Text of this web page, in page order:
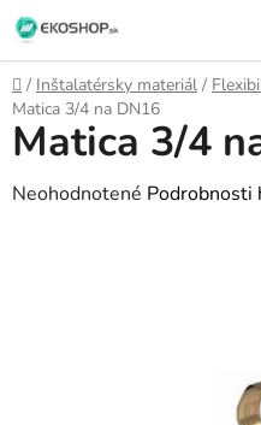
Prejsť
na
obsah
Domov
/ Inštalatérsky materiál /
Matica 3/4 na DN16
Matica 3/4
Priemerné
Neohodnotené Podrobnosti